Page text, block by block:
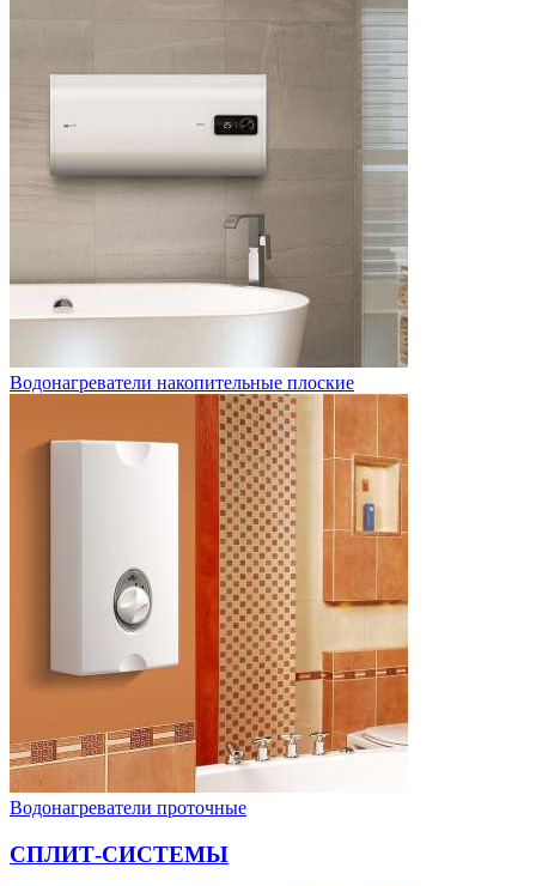
Водонагреватели накопительные плоские
Водонагреватели проточные
СПЛИТ-СИСТЕМЫ